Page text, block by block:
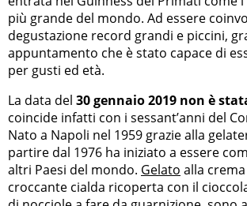
più grande del mondo. Ad essere
degustazione record grandi e piccini,
appuntamento che è stato capace di
per gusti ed età.
La data del 30 gennaio 2019 non è
coincide infatti con i sessant’anni del
Nato a Napoli nel 1959 grazie alla
partire dal 1976 ha iniziato a essere
altri Paesi del mondo. Gelato alla
croccante cialda ricoperta con il